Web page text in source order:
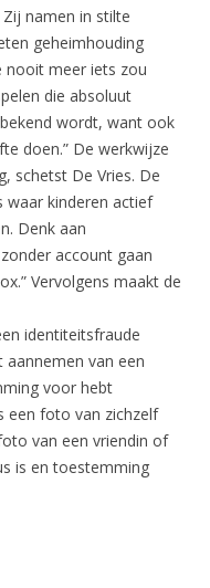
namen in stilte
geheimhouding
nooit meer iets zou
die absoluut
wordt, want ook
doen.” De werkwijze
schetst De Vries. De
kinderen actief
Denk aan
account gaan
Vervolgens maakt de
identiteitsfraude
van een
voor hebt
een foto van zichzelf
van een vriendin of
is en toestemming